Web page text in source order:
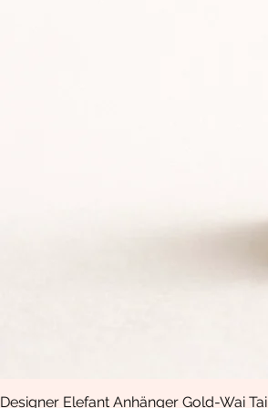
Designer Elefant Anhänger Gold-Wai